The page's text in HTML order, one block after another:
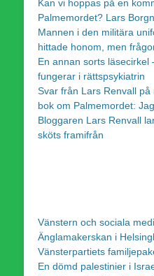
Kan vi hoppas på en
Palmemordet? Lars
Mannen i den militära
hittade honom, men
En annan sorts läsecirkel
fungerar i rättspsykiatrin
Svar från Lars Renvall
bok om Palmemordet:
Bloggaren Lars Renvall
sköts framifrån
Vänstern och sociala
Änglamakerskan i
Vänsterpartiets
En dömd palestinier i